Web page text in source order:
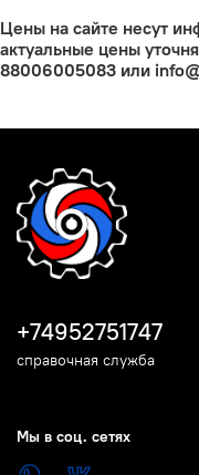
Цены на сайте несут
актуальные цены
88006005083 или
+74952751747
справочная служба
Мы в соц. сетях